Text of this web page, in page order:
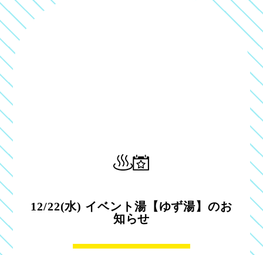
12/22(水) イベント湯【ゆず湯】のお
知らせ